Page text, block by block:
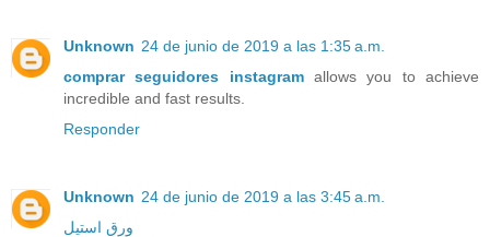
Unknown 24 de junio de 2019 a las 1:35 a.m.
comprar seguidores instagram allows you to achieve
incredible and fast results.
Responder
Unknown 24 de junio de 2019 a las 3:45 a.m.
ورق استیل